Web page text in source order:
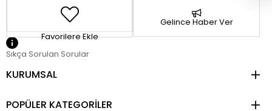
Favorilere Ekle
Gelince Haber Ver
Sıkça Sorulan Sorular
KURUMSAL
POPÜLER KATEGORİLER